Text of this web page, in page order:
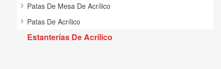
Patas De Mesa De Acrílico
Patas De Acrílico
Estanterías De Acrílico